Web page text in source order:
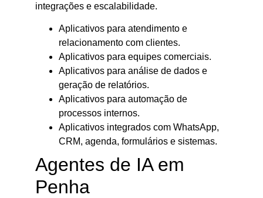
integrações e escalabilidade.
Aplicativos para atendimento e
relacionamento com clientes.
Aplicativos para equipes comerciais.
Aplicativos para análise de dados e
geração de relatórios.
Aplicativos para automação de
processos internos.
Aplicativos integrados com WhatsApp,
CRM, agenda, formulários e sistemas.
Agentes de IA em
Penha